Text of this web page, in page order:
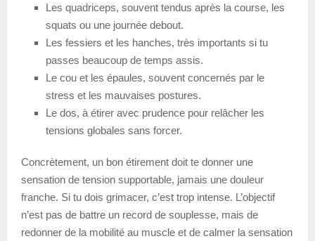
Les quadriceps, souvent tendus après la course, les
squats ou une journée debout.
Les fessiers et les hanches, très importants si tu
passes beaucoup de temps assis.
Le cou et les épaules, souvent concernés par le
stress et les mauvaises postures.
Le dos, à étirer avec prudence pour relâcher les
tensions globales sans forcer.
Concrètement, un bon étirement doit te donner une
sensation de tension supportable, jamais une douleur
franche. Si tu dois grimacer, c’est trop intense. L’objectif
n’est pas de battre un record de souplesse, mais de
redonner de la mobilité au muscle et de calmer la sensation